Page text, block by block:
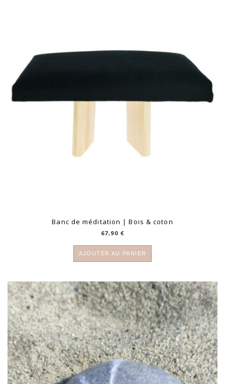
Banc de méditation | Bois & coton
67,90 €
AJOUTER AU PANIER